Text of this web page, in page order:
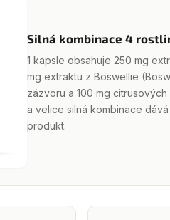
Silná kombinace 4
1 kapsle obsahuje 250 mg
mg extraktu z Boswellie
zázvoru a 100 mg
a velice silná kombinace
produkt.